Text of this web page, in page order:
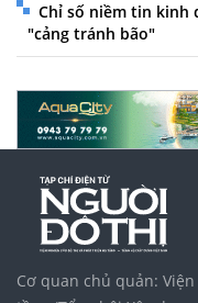
Chỉ số niềm tin kinh
"cảng tránh bão"
Cơ quan chủ quản: